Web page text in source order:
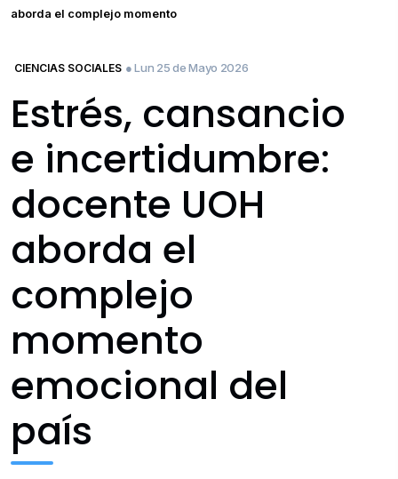
aborda el complejo momento
CIENCIAS SOCIALES ● Lun 25 de Mayo 2026
Estrés, cansancio
e incertidumbre:
docente UOH
aborda el
complejo
momento
emocional del
país